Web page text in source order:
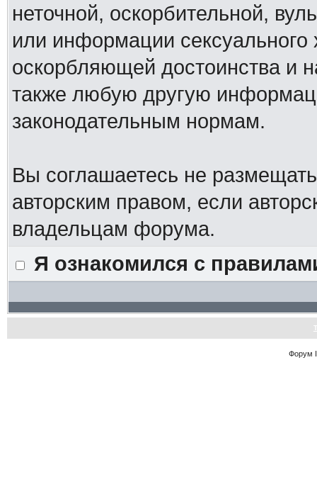
неточной, оскорбительной,
или информации
оскорбляющей достоинства и
также любую другую
законодательным нормам.
Вы соглашаетесь не
авторским правом, если
владельцам форума.
Я ознакомился с
Форум